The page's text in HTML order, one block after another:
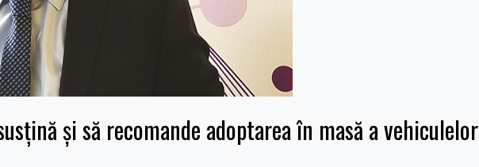
și să recomande adoptarea în masă a vehiculelor